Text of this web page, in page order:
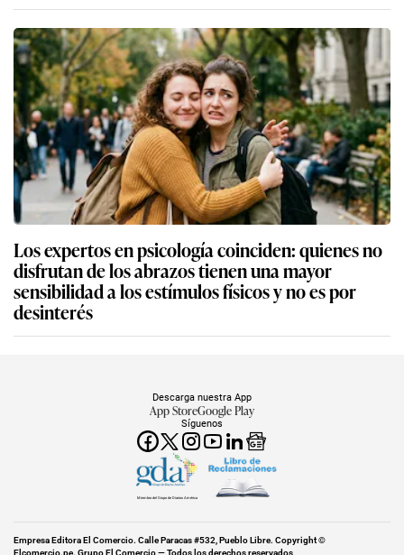
Los expertos en psicología coinciden: quienes no
disfrutan de los abrazos tienen una mayor
sensibilidad a los estímulos físicos y no es por
desinterés
Síguenos
Descarga nuestra App
App StoreGoogle Play
Miembro del Grupo de Diarios América
Empresa Editora El Comercio. Calle Paracas #532, Pueblo Libre. Copyright ©